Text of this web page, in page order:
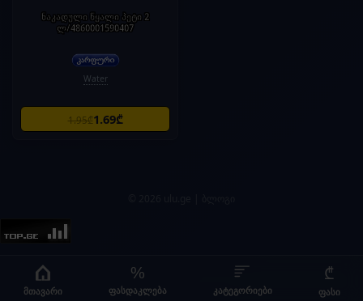
ნაკადული წყალი პეტი 2
ლ/4860001590407
Water
1.95₾1.69₾
მთავარი
%
ფასდაკლება კატეგორიები
₾
ფასი